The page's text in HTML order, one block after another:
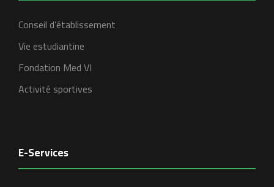
Conseil d’établissement
Vie estudiantine
Fondation Med VI
Activité sportives
E-Services